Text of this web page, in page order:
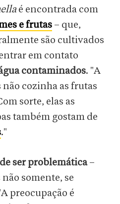
é encontrada com
e frutas – que,
são cultivados
em contato
contaminados. "A
não cozinha as frutas
sorte, elas as
também gostam de
."
ser problemática–
somente, se
preocupação é